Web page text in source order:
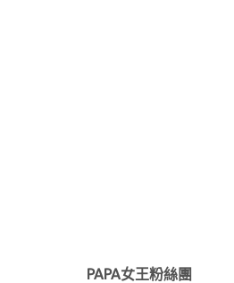
PAPA女王粉絲團